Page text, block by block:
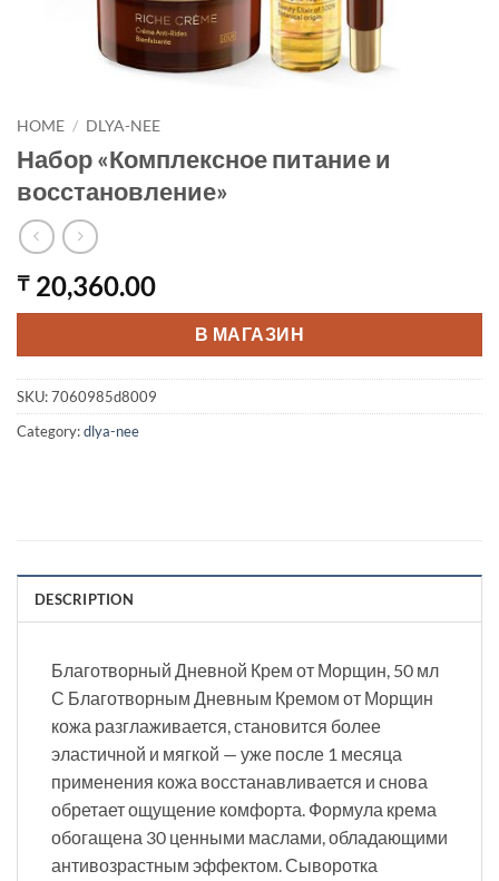
HOME / DLYA-NEE
Набор «Комплексное питание и
восстановление»
₸ 20,360.00
В МАГАЗИН
SKU:7060985d8009
Category:dlya-nee
DESCRIPTION
Благотворный Дневной Крем от Морщин, 50 мл
С Благотворным Дневным Кремом от Морщин
кожа разглаживается, становится более
эластичной и мягкой — уже после 1 месяца
применения кожа восстанавливается и снова
обретает ощущение комфорта. Формула крема
обогащена 30 ценными маслами, обладающими
антивозрастным эффектом. Сыворотка